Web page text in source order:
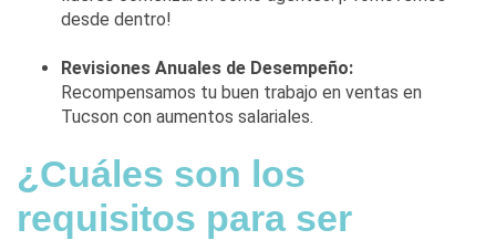
desde dentro!
Revisiones Anuales de Desempeño:
Recompensamos tu buen trabajo en ventas en
Tucson con aumentos salariales.
¿Cuáles son los
requisitos para ser